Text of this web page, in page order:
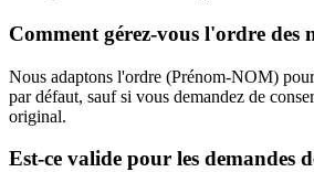
Comment gérez-vous l'ordre des
Nous adaptons l'ordre (Prénom-NOM)
par défaut, sauf si vous demandez de
original.
Est-ce valide pour les demandes